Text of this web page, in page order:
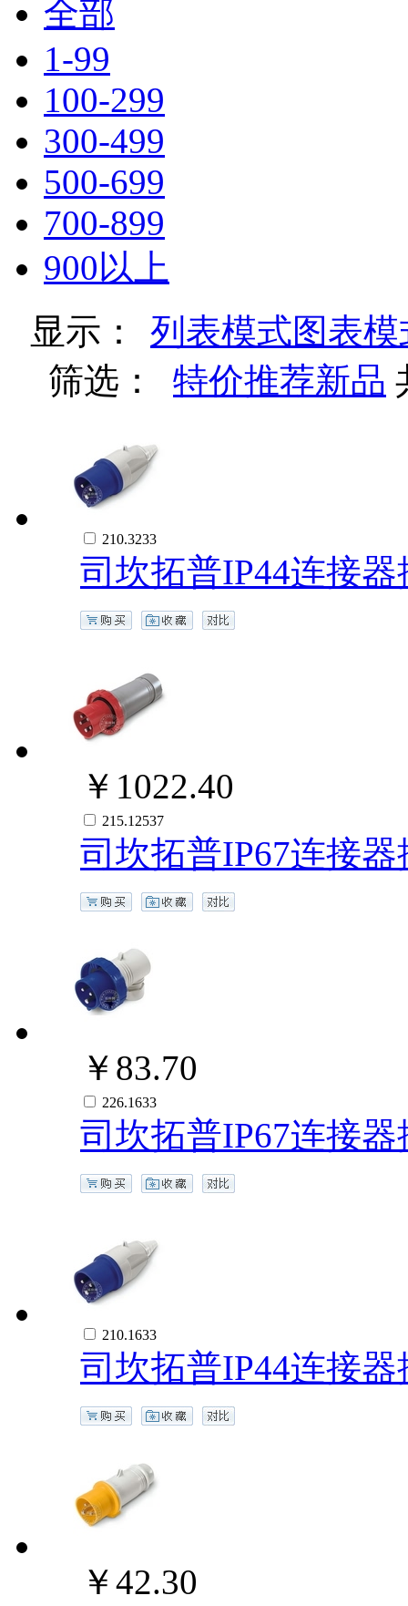
全部
1-99
100-299
300-499
500-699
700-899
900以上
显示：
列表模式图表模
筛选：
特价推荐新品
210.3233
司坎拓普IP44连接
￥1022.40
215.12537
司坎拓普IP67连接
￥83.70
226.1633
司坎拓普IP67连接
210.1633
司坎拓普IP44连接
￥42.30